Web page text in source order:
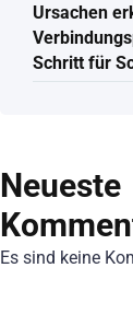
Ursachen
Schritt für
Neueste
Es sind keine